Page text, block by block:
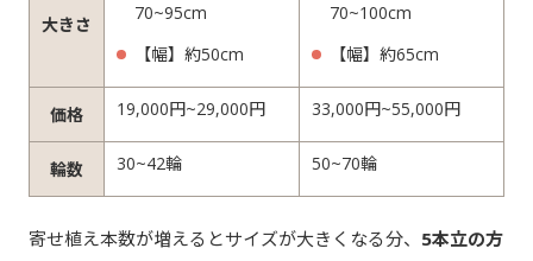
大きさ
70~95cm
【幅】約50cm
70~100cm
【幅】約65cm
価格 19,000円~29,000円 33,000円~55,000円
輪数 30~42輪 50~70輪
寄せ植え本数が増えるとサイズが大きくなる分、 5本立の方